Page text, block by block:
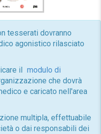
tesserati dovranno
agonistico rilasciato
il modulo di
che dovrà
e caricato nell'area
multipla, effettuabile
o dai responsabili dei